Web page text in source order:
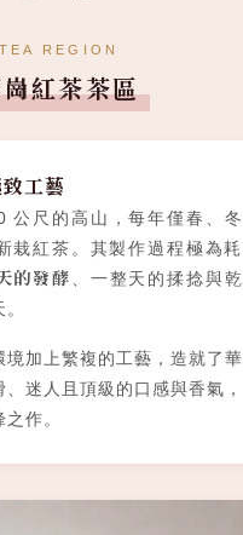
TEA REGION
紅茶茶區
工藝
公尺的高山，每年僅春、冬
栽紅茶。其製作過程極為耗
的發酵
、一整天的揉捻與乾
境加上繁複的工藝，造就了華
迷人且頂級的口感與香氣，
作。